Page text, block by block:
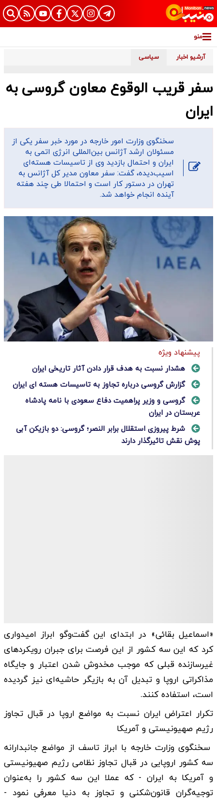
منو
آرشیو اخبار سیاسی
سفر قریب الوقوع معاون گروسی به
ایران
سخنگوی وزارت امور خارجه در مورد خبر سفر یکی از
مسئولان ارشد آژانس بین‌المللی انرژی اتمی به
ایران و احتمال بازدید وی از تاسیسات هسته‌ای
اسیب‌دیده، گفت: سفر معاون مدیر کل آژانس به
تهران در دستور کار است و احتمالا طی چند هفته
آینده انجام خواهد شد.
پیشنهاد ویژه
هشدار نسبت به هدف قرار دادن آثار تاریخی ایران
گزارش گروسی درباره تجاوز به تاسیسات هسته ای ایران
گروسی و وزیر پراهمیت دفاع سعودی با نامه پادشاه
عربستان در ایران
شرط پیروزی استقلال برابر النصر؛ گروسی: دو بازیکن آبی
پوش نقش تاثیرگذار دارند
«اسماعیل بقائی» در ابتدای این گفت‌و‌گو ابراز امیدواری
کرد که این سه کشور از این فرصت برای جبران رویکرد‌های
غیرسازنده قبلی که موجب مخدوش شدن اعتبار و جایگاه
مذاکراتی اروپا و تبدیل آن به بازیگر حاشیه‌ای نیز گردیده
است، استفاده کنند.
تکرار اعتراض ایران نسبت به مواضع اروپا در قبال تجاوز
رژیم صهیونیستی و آمریکا
سخنگوی وزارت خارجه با ابراز تاسف از مواضع جانبدارانه
سه کشور اروپایی در قبال تجاوز نظامی رژیم صهیونیستی
و آمریکا به ایران - که عملا این سه کشور را به‌عنوان
توجیه‌گران قانون‌شکنی و تجاوز به دنیا معرفی نمود -